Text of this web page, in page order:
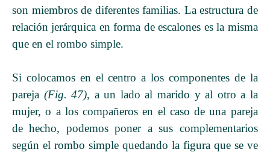
son miembros de diferentes familias. La estructura de
relación jerárquica en forma de escalones es la misma
que en el rombo simple.
Si colocamos en el centro a los componentes de la
pareja (Fig. 47), a un lado al marido y al otro a la
mujer, o a los compañeros en el caso de una pareja
de hecho, podemos poner a sus complementarios
según el rombo simple quedando la figura que se ve